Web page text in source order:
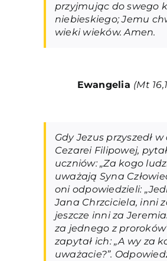
przyjmując do swego
niebieskiego; Jemu
wieki wieków. Amen.
Ewangelia (Mt
Gdy Jezus przyszedł
Cezarei Filipowej,
uczniów: „Za kogo
uważają Syna
oni odpowiedzieli:
Jana Chrzciciela, inni
jeszcze inni za
za jednego z
zapytał ich: „A wy za
uważacie?”.